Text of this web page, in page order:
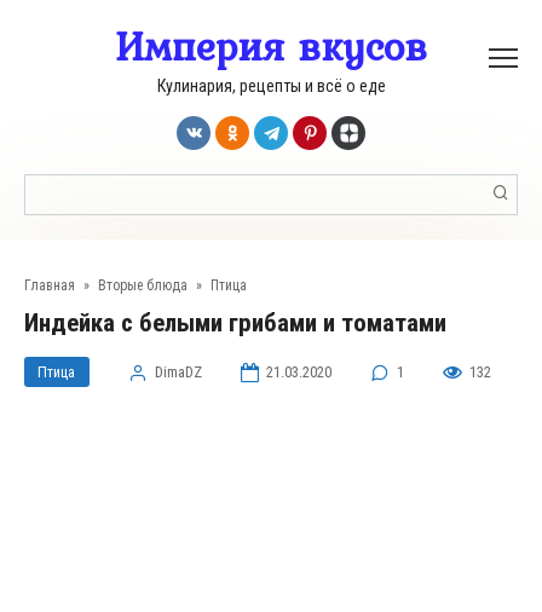
Империя вкусов
Кулинария, рецепты и всё о еде
Главная » Вторые блюда » Птица
Индейка с белыми грибами и томатами
Птица DimaDZ 21.03.2020 1 132